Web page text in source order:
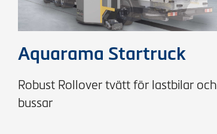
Aquarama Startruck
Robust Rollover tvätt för lastbilar och
bussar